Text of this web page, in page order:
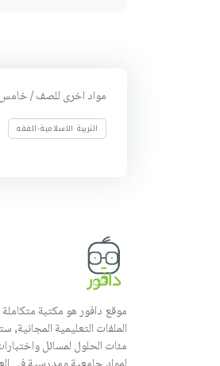
مواد اخرى للصف / خامس
التربية الاسلامية-الفقه
موقع دافور هو مكتبة
الملفات التعليمية
مئات الحلول لمسائل